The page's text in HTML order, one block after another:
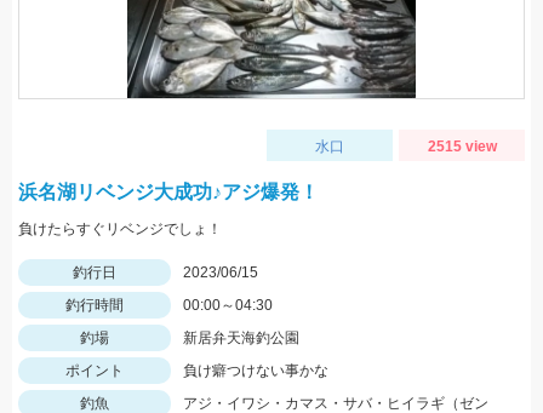
水口 2515 view
浜名湖リベンジ大成功♪アジ爆発！
負けたらすぐリベンジでしょ！
釣行日
2023/06/15
釣行時間
00:00～04:30
釣場
新居弁天海釣公園
ポイント
負け癖つけない事かな
釣魚
アジ・イワシ・カマス・サバ・ヒイラギ（ゼン